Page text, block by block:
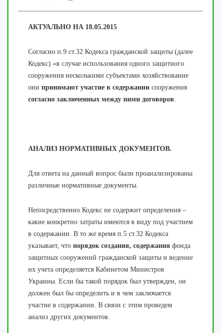
АКТУАЛЬНО НА 18.05.2015
Согласно п.9 ст.32 Кодекса гражданской защиты (далее
Кодекс) «в случае использования одного защитного
сооружения несколькими субъектами хозяйствование
они принимают участие в содержании сооружения
согласно заключенных между ними договоров.
АНАЛИЗ НОРМАТИВНЫХ ДОКУМЕНТОВ.
Для ответа на данный вопрос были проанализированы
различные нормативные документы.
Непосредственно Кодекс не содержит определения –
какие конкретно затраты имеются в виду под участием
в содержании. В то же время п.5 ст.32 Кодекса
указывает, что порядок создания, содержания фонда
защитных сооружений гражданской защиты и ведение
их учета определяется Кабинетом Министров
Украины. Если бы такой порядок был утвержден, он
должен был бы определить и в чем заключается
участие в содержании. В связи с этим проведем
анализ других документов.